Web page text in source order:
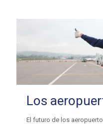
Los
El futuro de los